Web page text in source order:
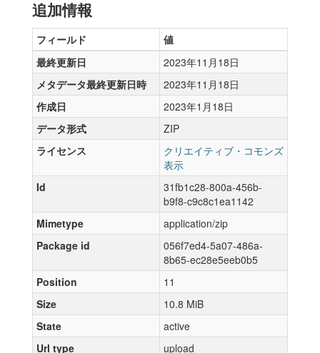
追加情報
フィールド
値
最終更新日
2023年11月18日
メタデータ最終更新日時
2023年11月18日
作成日
2023年1月18日
データ形式
ZIP
ライセンス
クリエイティブ・コモンズ
表示
Id
31fb1c28-800a-456b-
b9f8-c9c8c1ea1142
Mimetype
application/zip
Package id
056f7ed4-5a07-486a-
8b65-ec28e5eeb0b5
Position
11
Size
10.8 MiB
State
active
Url type
upload